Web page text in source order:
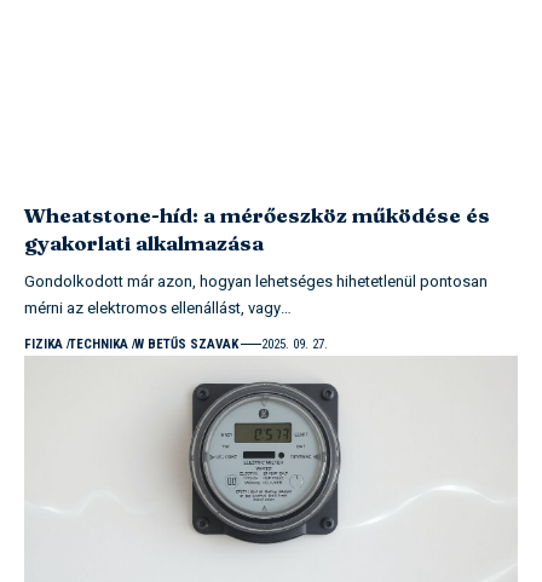
Wheatstone-híd: a mérőeszköz működése és
gyakorlati alkalmazása
Gondolkodott már azon, hogyan lehetséges hihetetlenül pontosan
mérni az elektromos ellenállást, vagy…
FIZIKA TECHNIKA W BETŰS SZAVAK 2025. 09. 27.